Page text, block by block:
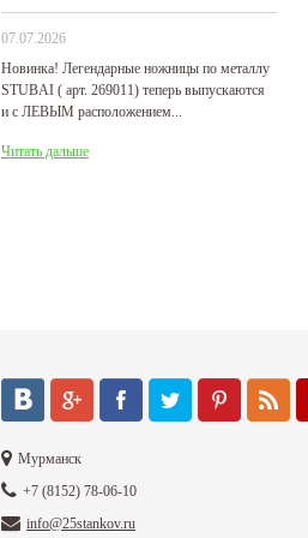
07.07.2026
Новинка! Легендарные ножницы по металлу
STUBAI ( арт. 269011) теперь выпускаются
и с ЛЕВЫМ расположением...
Читать дальше
Мурманск
+7 (8152) 78-06-10
info@25stankov.ru